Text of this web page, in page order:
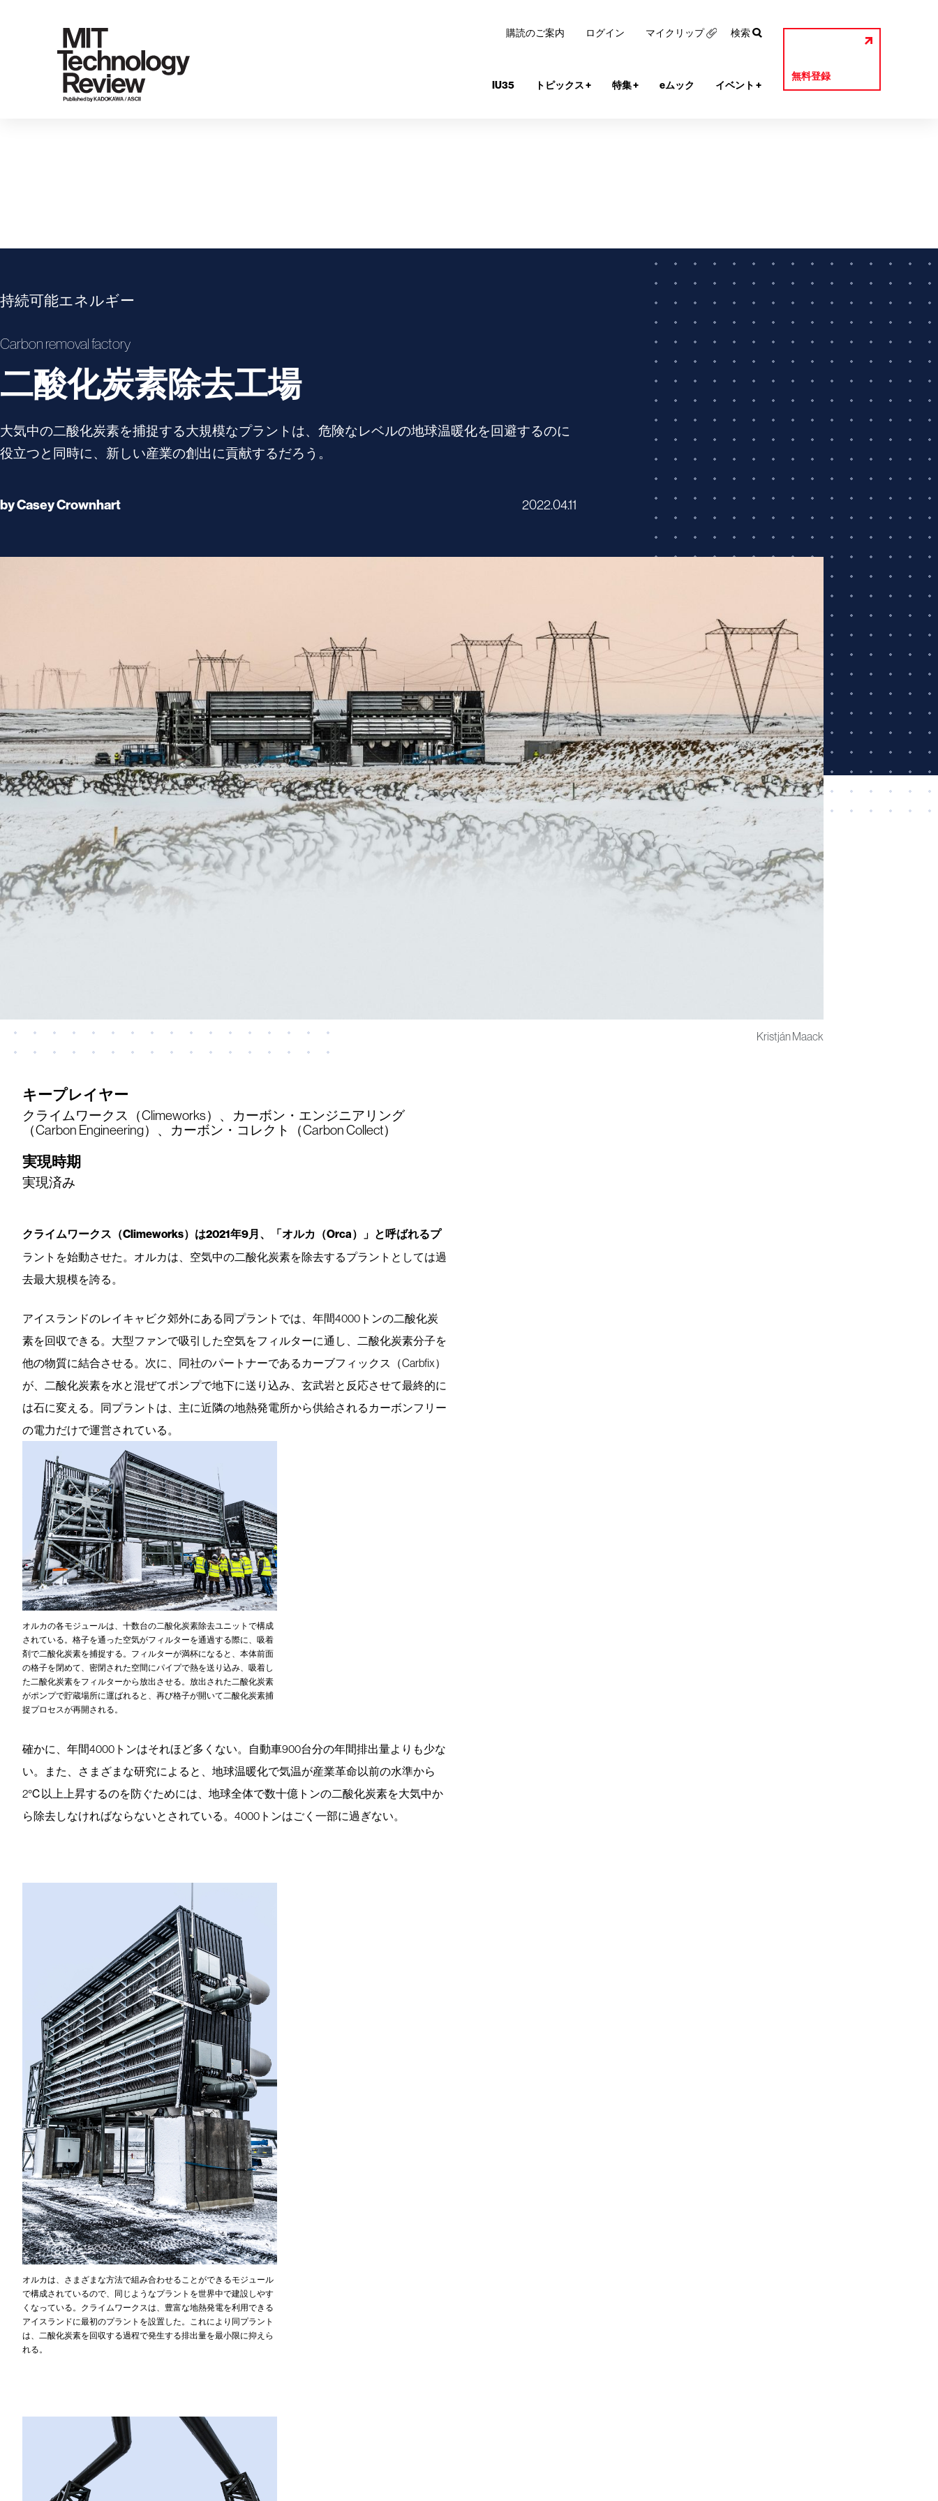
IU35 トピックス+ 特集+ eムック イベント +
無料登録
購読のご案内 ログイン マイクリップ 検索
持続可能エネルギー
Carbon removal factory
二酸化炭素除去工場
大気中の二酸化炭素を捕捉する大規模なプラントは、危険なレベルの地球温暖化を回避するのに
役立つと同時に、新しい産業の創出に貢献するだろう。
byCasey Crownhart 2022.04.11
Kristján Maack
キープレイヤー
クライムワークス（Climeworks）、カーボン・エンジニアリング
（Carbon Engineering）、カーボン・コレクト（Carbon Collect）
実現時期
実現済み
クライムワークス（Climeworks）は2021年9月、「オルカ（Orca）」と呼ばれるプ
ラントを始動させた。オルカは、空気中の二酸化炭素を除去するプラントとしては過
去最大規模を誇る。
アイスランドのレイキャビク郊外にある同プラントでは、年間4000トンの二酸化炭
素を回収できる。大型ファンで吸引した空気をフィルターに通し、二酸化炭素分子を
他の物質に結合させる。次に、同社のパートナーであるカーブフィックス（Carbfix）
が、二酸化炭素を水と混ぜてポンプで地下に送り込み、玄武岩と反応させて最終的に
は石に変える。同プラントは、主に近隣の地熱発電所から供給されるカーボンフリー
の電力だけで運営されている。
オルカの各モジュールは、十数台の二酸化炭素除去ユニットで構成
されている。格子を通った空気がフィルターを通過する際に、吸着
剤で二酸化炭素を捕捉する。フィルターが満杯になると、本体前面
の格子を閉めて、密閉された空間にパイプで熱を送り込み、吸着し
た二酸化炭素をフィルターから放出させる。放出された二酸化炭素
がポンプで貯蔵場所に運ばれると、再び格子が開いて二酸化炭素捕
捉プロセスが再開される。
確かに、年間4000トンはそれほど多くない。自動車900台分の年間排出量よりも少な
い。また、さまざまな研究によると、地球温暖化で気温が産業革命以前の水準から
2℃以上上昇するのを防ぐためには、地球全体で数十億トンの二酸化炭素を大気中か
ら除去しなければならないとされている。4000トンはごく一部に過ぎない。
オルカは、さまざまな方法で組み合わせることができるモジュール
で構成されているので、同じようなプラントを世界中で建設しやす
くなっている。クライムワークスは、豊富な地熱発電を利用できる
アイスランドに最初のプラントを設置した。これにより同プラント
は、二酸化炭素を回収する過程で発生する排出量を最小限に抑えら
れる。